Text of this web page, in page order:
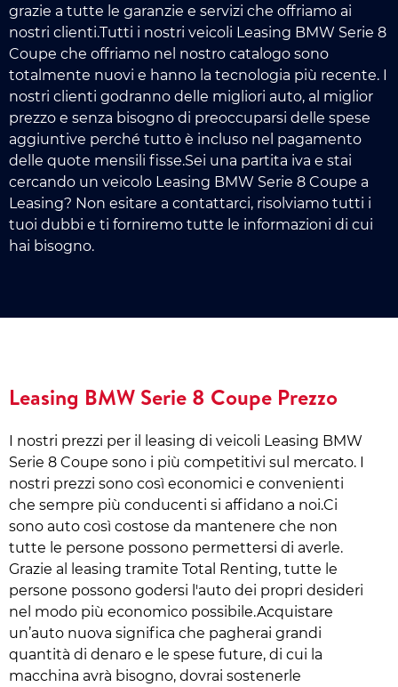
grazie a tutte le garanzie e servizi che offriamo ai
nostri clienti.Tutti i nostri veicoli Leasing BMW Serie 8
Coupe che offriamo nel nostro catalogo sono
totalmente nuovi e hanno la tecnologia più recente. I
nostri clienti godranno delle migliori auto, al miglior
prezzo e senza bisogno di preoccuparsi delle spese
aggiuntive perché tutto è incluso nel pagamento
delle quote mensili fisse.Sei una partita iva e stai
cercando un veicolo Leasing BMW Serie 8 Coupe a
Leasing? Non esitare a contattarci, risolviamo tutti i
tuoi dubbi e ti forniremo tutte le informazioni di cui
hai bisogno.
Leasing BMW Serie 8 Coupe Prezzo
I nostri prezzi per il leasing di veicoli Leasing BMW
Serie 8 Coupe sono i più competitivi sul mercato. I
nostri prezzi sono così economici e convenienti
che sempre più conducenti si affidano a noi.Ci
sono auto così costose da mantenere che non
tutte le persone possono permettersi di averle.
Grazie al leasing tramite Total Renting, tutte le
persone possono godersi l'auto dei propri desideri
nel modo più economico possibile.Acquistare
un’auto nuova significa che pagherai grandi
quantità di denaro e le spese future, di cui la
macchina avrà bisogno, dovrai sostenerle